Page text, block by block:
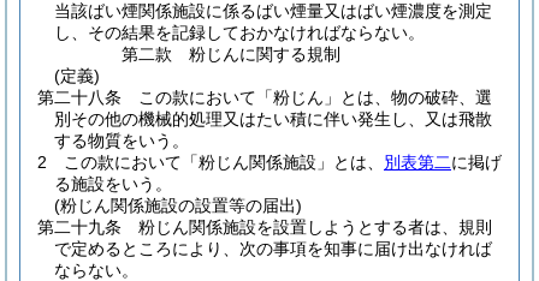
当該ばい煙関係施設に係るばい煙量又はばい煙濃度を測定
し、その結果を記録しておかなければならない。
第二款
粉じんに関する規制
(定義)
第二十八条
この款において「粉じん」とは、物の破砕、選
別その他の機械的処理又はたい積に伴い発生し、又は飛散
する物質をいう。
2
この款において「粉じん関係施設」とは、 別表第二に掲げ
る施設をいう。
(粉じん関係施設の設置等の届出)
第二十九条
粉じん関係施設を設置しようとする者は、規則
で定めるところにより、次の事項を知事に届け出なければ
ならない。